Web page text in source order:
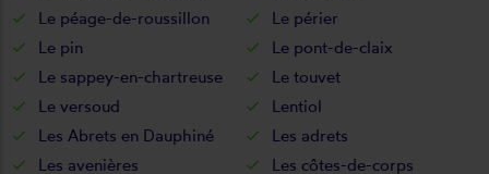
Le péage-de-roussillon
Le périer
Le pin
Le pont-de-claix
Le sappey-en-chartreuse
Le touvet
Le versoud
Lentiol
Les Abrets en Dauphiné
Les adrets
Les avenières
Les côtes-de-corps